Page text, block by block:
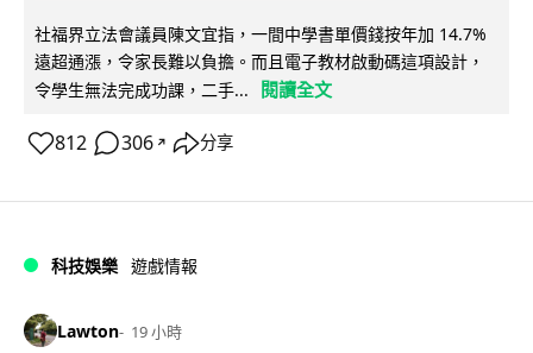
社福界立法會議員陳文宜指，一間中學書單價錢按年加 14.7%
遠超通漲，令家長難以負擔。而且電子教材啟動碼這項設計，
令學生無法完成功課，二手...
閱讀全文
812 306 ↗ 分享
科技娛樂 遊戲情報
Lawton 19 小時